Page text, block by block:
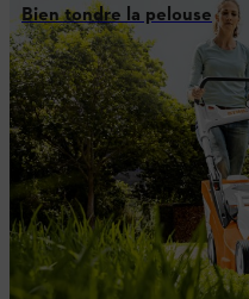
Bien tondre la pelouse